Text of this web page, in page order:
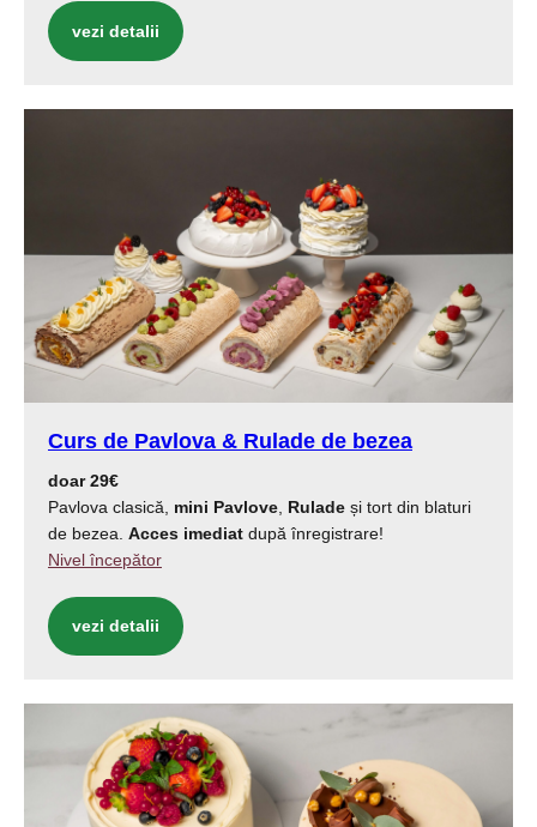
vezi detalii
Curs de Pavlova & Rulade de bezea
doar 29€
Pavlova clasică, mini Pavlove Rulade și tort din blaturi
de bezea. Acces imediat după înregistrare!
Nivel începător
vezi detalii